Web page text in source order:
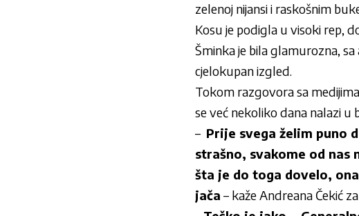
zelenoj nijansi i raskošnim
Kosu je podigla u visoki rep,
Šminka je bila glamurozna,
cjelokupan izgled.
Tokom razgovora sa
se već nekoliko dana nalazi u
– Prije svega želim puno
strašno, svakome od nas
šta je do toga dovelo,
jača – kaže Andreana Čekić